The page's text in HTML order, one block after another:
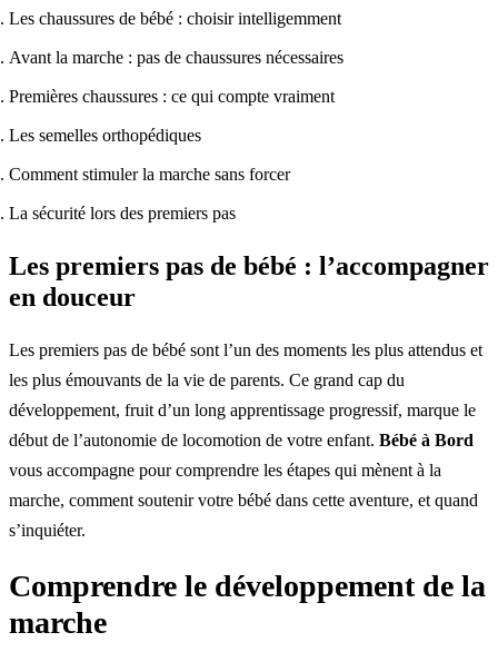
Les chaussures de bébé : choisir intelligemment
Avant la marche : pas de chaussures nécessaires
Premières chaussures : ce qui compte vraiment
Les semelles orthopédiques
Comment stimuler la marche sans forcer
La sécurité lors des premiers pas
Les premiers pas de bébé : l’accompagner
en douceur
Les premiers pas de bébé sont l’un des moments les plus attendus et
les plus émouvants de la vie de parents. Ce grand cap du
développement, fruit d’un long apprentissage progressif, marque le
début de l’autonomie de locomotion de votre enfant. Bébé à Bord
vous accompagne pour comprendre les étapes qui mènent à la
marche, comment soutenir votre bébé dans cette aventure, et quand
s’inquiéter.
Comprendre le développement de la
marche